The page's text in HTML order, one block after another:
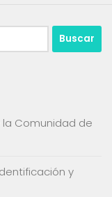
Comunidad de
y